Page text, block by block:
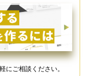
にご相談ください。